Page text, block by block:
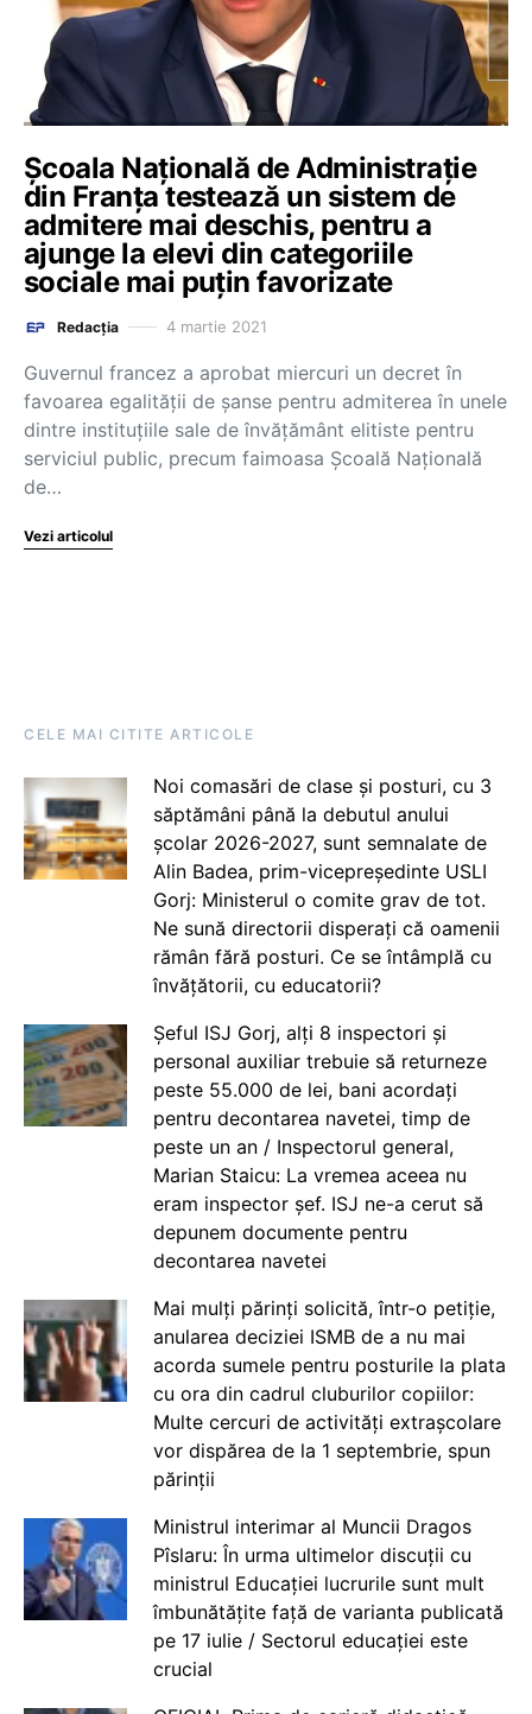
Școala Națională de Administrație
din Franța testează un sistem de
admitere mai deschis, pentru a
ajunge la elevi din categoriile
sociale mai puțin favorizate
Redacția 4 martie 2021
Guvernul francez a aprobat miercuri un decret în
favoarea egalităţii de şanse pentru admiterea în unele
dintre instituţiile sale de învăţământ elitiste pentru
serviciul public, precum faimoasa Şcoală Naţională
de…
Vezi articolul
CELE MAI CITITE ARTICOLE
Noi comasări de clase și posturi, cu 3
săptămâni până la debutul anului
școlar 2026-2027, sunt semnalate de
Alin Badea, prim-vicepreședinte USLI
Gorj: Ministerul o comite grav de tot.
Ne sună directorii disperați că oamenii
rămân fără posturi. Ce se întâmplă cu
învățătorii, cu educatorii?
Șeful ISJ Gorj, alți 8 inspectori și
personal auxiliar trebuie să returneze
peste 55.000 de lei, bani acordați
pentru decontarea navetei, timp de
peste un an / Inspectorul general,
Marian Staicu: La vremea aceea nu
eram inspector șef. ISJ ne-a cerut să
depunem documente pentru
decontarea navetei
Mai mulți părinți solicită, într-o petiție,
anularea deciziei ISMB de a nu mai
acorda sumele pentru posturile la plata
cu ora din cadrul cluburilor copiilor:
Multe cercuri de activități extrașcolare
vor dispărea de la 1 septembrie, spun
părinții
Ministrul interimar al Muncii Dragos
Pîslaru: În urma ultimelor discuții cu
ministrul Educației lucrurile sunt mult
îmbunătățite față de varianta publicată
pe 17 iulie / Sectorul educației este
crucial